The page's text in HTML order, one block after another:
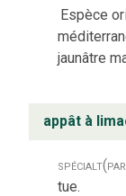
Espèce
jaunâtre
appât à
spécialt
tue.